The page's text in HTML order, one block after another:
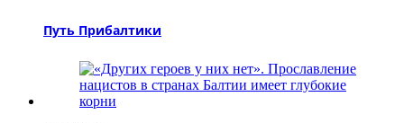
Путь Прибалтики